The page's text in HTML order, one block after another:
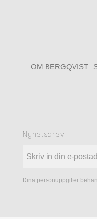
OM BERGQVIST
Nyhetsbrev
Dina personuppgifter